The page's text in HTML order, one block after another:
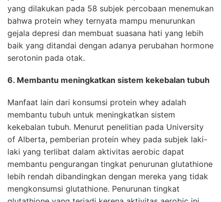
yang dilakukan pada 58 subjek percobaan menemukan
bahwa protein whey ternyata mampu menurunkan
gejala depresi dan membuat suasana hati yang lebih
baik yang ditandai dengan adanya perubahan hormone
serotonin pada otak.
6. Membantu meningkatkan sistem kekebalan tubuh
Manfaat lain dari konsumsi protein whey adalah
membantu tubuh untuk meningkatkan sistem
kekebalan tubuh. Menurut penelitian pada University
of Alberta, pemberian protein whey pada subjek laki-
laki yang terlibat dalam aktivitas aerobic dapat
membantu pengurangan tingkat penurunan glutathione
lebih rendah dibandingkan dengan mereka yang tidak
mengkonsumsi glutathione. Penurunan tingkat